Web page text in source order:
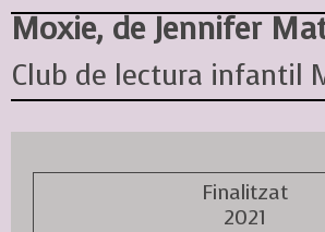
Moxie, de Jennifer
Club de lectura infantil
Finalitzat
2021